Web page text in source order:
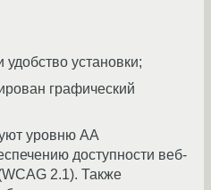
установки;
графический
уровню AA
доступности веб-
2.1). Также